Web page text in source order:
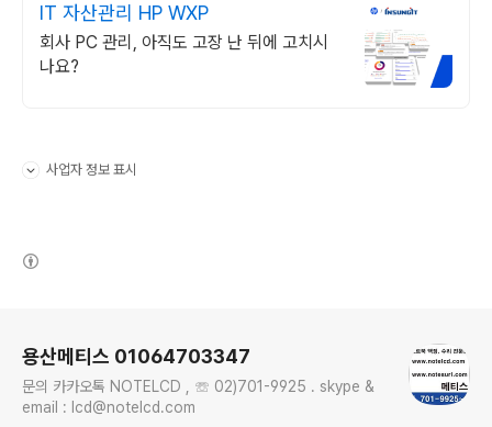
IT 자산관리 HP WXP
회사 PC 관리, 아직도 고장 난 뒤에 고치시
나요?
사업자 정보 표시
용산메티스 01064703347
문의 카카오톡 NOTELCD , ☏ 02)701-9925 . skype &
email : lcd@notelcd.com